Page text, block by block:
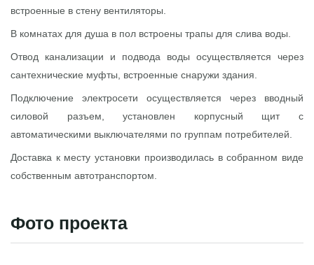
встроенные в стену вентиляторы.
В комнатах для душа в пол встроены трапы для слива воды.
Отвод канализации и подвода воды осуществляется через
сантехнические муфты, встроенные снаружи здания.
Подключение электросети осуществляется через вводный
силовой разъем, установлен корпусный щит с
автоматическими выключателями по группам потребителей.
Доставка к месту установки производилась в собранном виде
собственным автотранспортом.
Фото проекта